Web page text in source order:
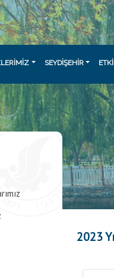
SEYDİŞEHİR
2023